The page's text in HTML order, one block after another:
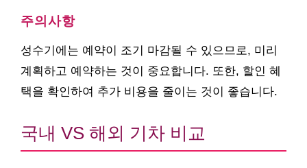
주의사항
성수기에는 예약이 조기 마감될 수 있으므로, 미리
계획하고 예약하는 것이 중요합니다. 또한, 할인 혜
택을 확인하여 추가 비용을 줄이는 것이 좋습니다.
국내 VS 해외 기차 비교